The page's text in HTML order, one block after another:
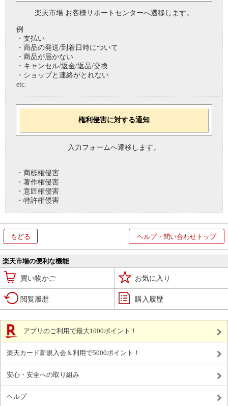
楽天市場 お客様サポートセンターへ遷移します。
例
・支払い
・商品の発送/到着日時について
・商品が届かない
・キャンセル/返金/返品/交換
・ショップと連絡がとれない
etc.
権利侵害に対する通知
入力フォームへ遷移します。
・商標権侵害
・著作権侵害
・意匠権侵害
・特許権侵害
もどる ヘルプ・問い合わせトップ
楽天市場の便利な機能
買い物かご お気に入り
閲覧履歴 購入履歴
アプリのご利用で最大1000ポイント！
楽天カード新規入会＆利用で5000ポイント！
安心・安全への取り組み
ヘルプ